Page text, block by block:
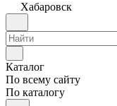
Хабаровск
Каталог
По всему сайту
По каталогу